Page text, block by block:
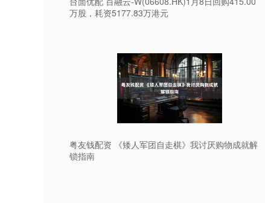
万股，耗资5177.83万港元
粤友钱配资 《矮人军团自走棋》我讨厌购物成就解
锁指南